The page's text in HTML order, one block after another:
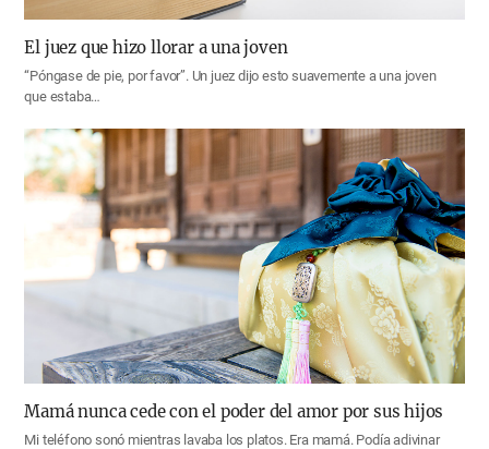
El juez que hizo llorar a una joven
“Póngase de pie, por favor”. Un juez dijo esto suavemente a una joven
que estaba…
Mamá nunca cede con el poder del amor por sus hijos
Mi teléfono sonó mientras lavaba los platos. Era mamá. Podía adivinar